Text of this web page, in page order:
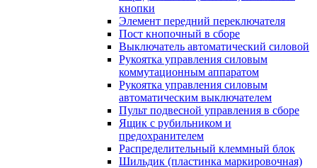
кнопки
Элемент передний переключателя
Пост кнопочный в сборе
Выключатель автоматический силовой
Рукоятка управления силовым
коммутационным аппаратом
Рукоятка управления силовым
автоматическим выключателем
Пульт подвесной управления в сборе
Ящик с рубильником и
предохранителем
Распределительный клеммный блок
Шильдик (пластинка маркировочная)